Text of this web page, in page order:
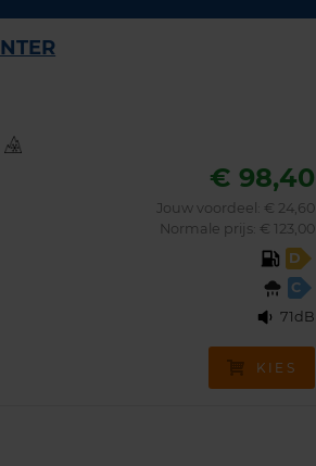
€ 98,40
Jouw voordeel: € 24,60
Normale prijs: € 123,00
D
C
71dB
KIES